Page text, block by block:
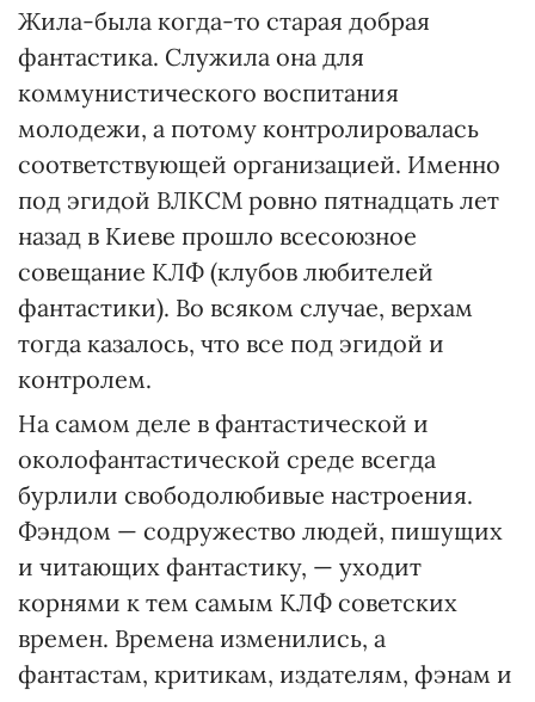
Жила-была когда-то старая добрая
фантастика. Служила она для
коммунистического воспитания
молодежи, а потому контролировалась
соответствующей организацией. Именно
под эгидой ВЛКСМ ровно пятнадцать лет
назад в Киеве прошло всесоюзное
совещание КЛФ (клубов любителей
фантастики). Во всяком случае, верхам
тогда казалось, что все под эгидой и
контролем.
На самом деле в фантастической и
околофантастической среде всегда
бурлили свободолюбивые настроения.
Фэндом — содружество людей, пишущих
и читающих фантастику, — уходит
корнями к тем самым КЛФ советских
времен. Времена изменились, а
фантастам, критикам, издателям, фэнам и